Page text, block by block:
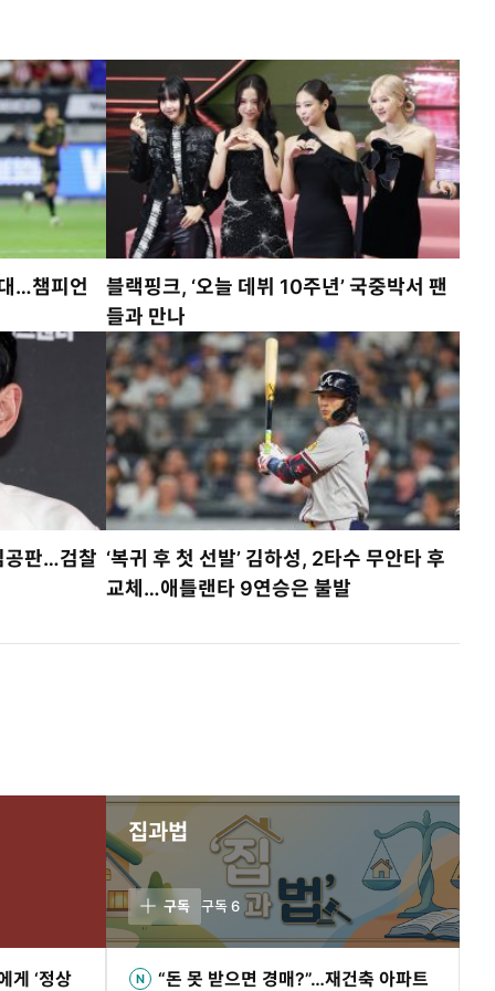
…챔피언
블랙핑크, ‘오늘 데뷔 10주년’ 국중박서 팬
들과 만나
공판…검찰 ‘복귀 후 첫 선발’ 김하성, 2타수 무안타 후
교체…애틀랜타 9연승은 불발
게 ‘정상
집과법
구독 구독6
“돈 못 받으면 경매?”…재건축 아파트